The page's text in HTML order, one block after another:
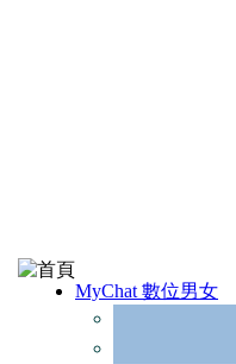
MyChat 數位男女